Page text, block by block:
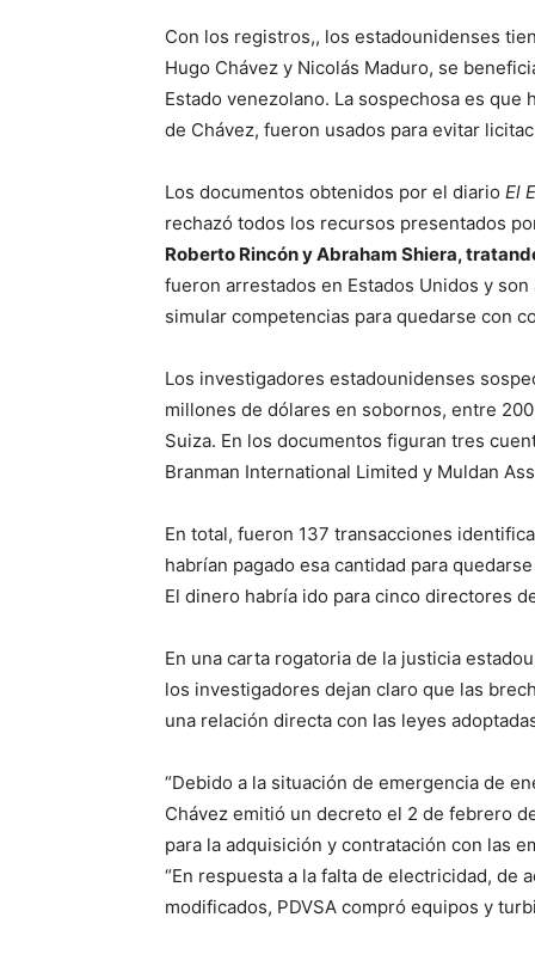
Con los registros,, los estadounidenses
Hugo Chávez y Nicolás Maduro, se
Estado venezolano. La sospechosa es que
de Chávez, fueron usados para evitar
Los documentos obtenidos por el diario El
rechazó todos los recursos presentados
Roberto Rincón y Abraham Shiera,
fueron arrestados en Estados Unidos y
simular competencias para quedarse con
Los investigadores estadounidenses
millones de dólares en sobornos, entre
Suiza. En los documentos figuran tres
Branman International Limited y Muldan
En total, fueron 137 transacciones
habrían pagado esa cantidad para
El dinero habría ido para cinco directores
En una carta rogatoria de la justicia
los investigadores dejan claro que las
una relación directa con las leyes
“Debido a la situación de emergencia de
Chávez emitió un decreto el 2 de febrero
para la adquisición y contratación con las
“En respuesta a la falta de electricidad,
modificados, PDVSA compró equipos y